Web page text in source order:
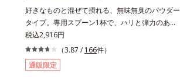
好きなものと混ぜて摂れる、無味無臭のパウダー
タイプ。専用スプーン1杯で、ハリと弾力のある
毎日に欠かせない「コラーゲン」5,000㎎を手軽
に摂れる美容パウダーです。無味無臭で飲み物や
料理に影響がなく、冷たい飲み物にも簡単に溶け
るので、毎日簡単にキレイを補給できます。
税込2,916円
（3.87 / 166件）
通販限定